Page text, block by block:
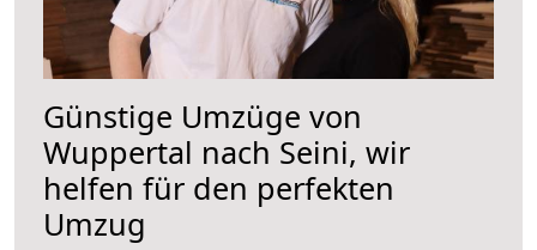
Günstige Umzüge von
Wuppertal nach Seini, wir
helfen für den perfekten
Umzug